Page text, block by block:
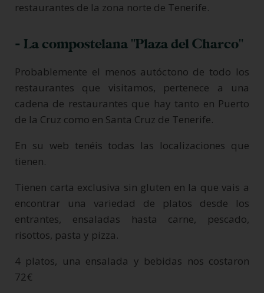
restaurantes de la zona norte de Tenerife.
- La compostelana "Plaza del Charco"
Probablemente el menos autóctono de todo los
restaurantes que visitamos, pertenece a una
cadena de restaurantes que hay tanto en Puerto
de la Cruz como en Santa Cruz de Tenerife.
En su web tenéis todas las localizaciones que
tienen.
Tienen carta exclusiva sin gluten en la que vais a
encontrar una variedad de platos desde los
entrantes, ensaladas hasta carne, pescado,
risottos, pasta y pizza.
4 platos, una ensalada y bebidas nos costaron
72€